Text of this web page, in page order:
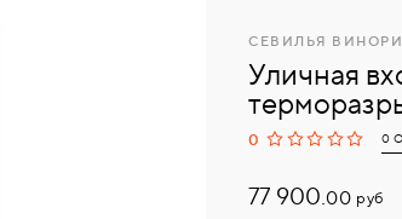
СЕВИЛЬЯ
Уличная
0 0
77 900.00руб